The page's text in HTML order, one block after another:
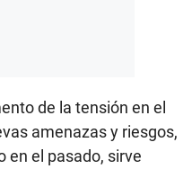
de la tensión en el
amenazas y riesgos,
en el pasado, sirve